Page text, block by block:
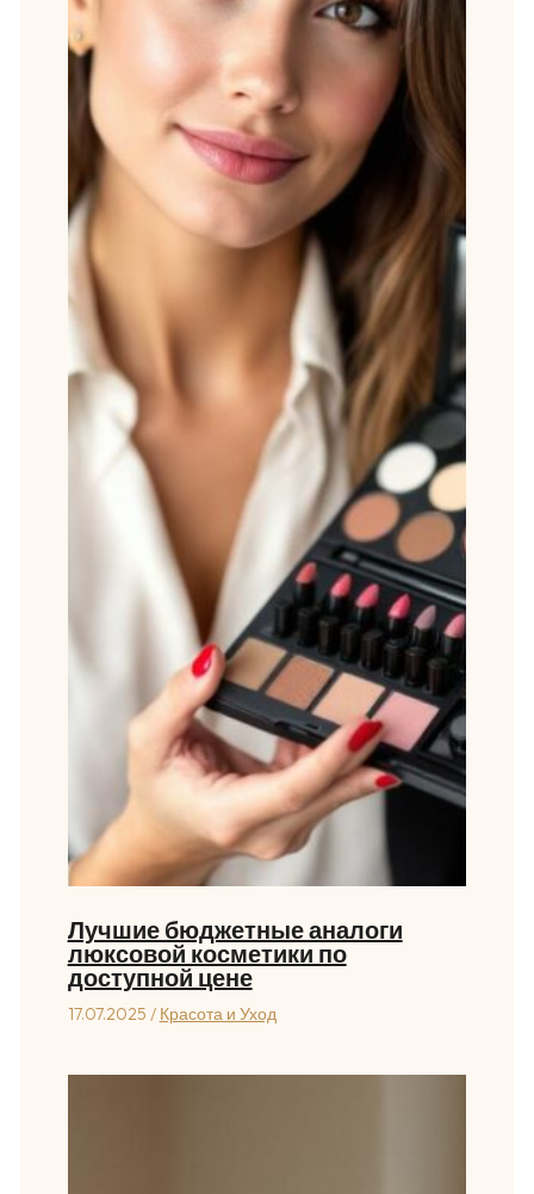
Лучшие бюджетные аналоги
люксовой косметики по
доступной цене
17.07.2025 / Красота и Уход